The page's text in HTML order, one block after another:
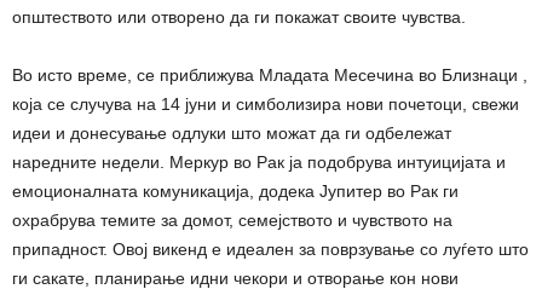
општеството или отворено да ги покажат своите чувства.
Во исто време, се приближува Младата Месечина во Близнаци ,
која се случува на 14 јуни и симболизира нови почетоци, свежи
идеи и донесување одлуки што можат да ги одбележат
наредните недели. Меркур во Рак ја подобрува интуицијата и
емоционалната комуникација, додека Јупитер во Рак ги
охрабрува темите за домот, семејството и чувството на
припадност. Овој викенд е идеален за поврзување со луѓето што
ги сакате, планирање идни чекори и отворање кон нови